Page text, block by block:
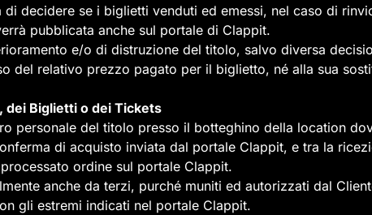
di decidere se i biglietti venduti ed emessi, nel caso di
pubblicata anche sul portale di Clappit.
e/o di distruzione del titolo, salvo diversa
del relativo prezzo pagato per il biglietto, né alla sua
dei Biglietti o dei Tickets
personale del titolo presso il botteghino della location
di acquisto inviata dal portale Clappit, e tra la
ordine sul portale Clappit.
anche da terzi, purché muniti ed autorizzati dal
gli estremi indicati nel portale Clappit.